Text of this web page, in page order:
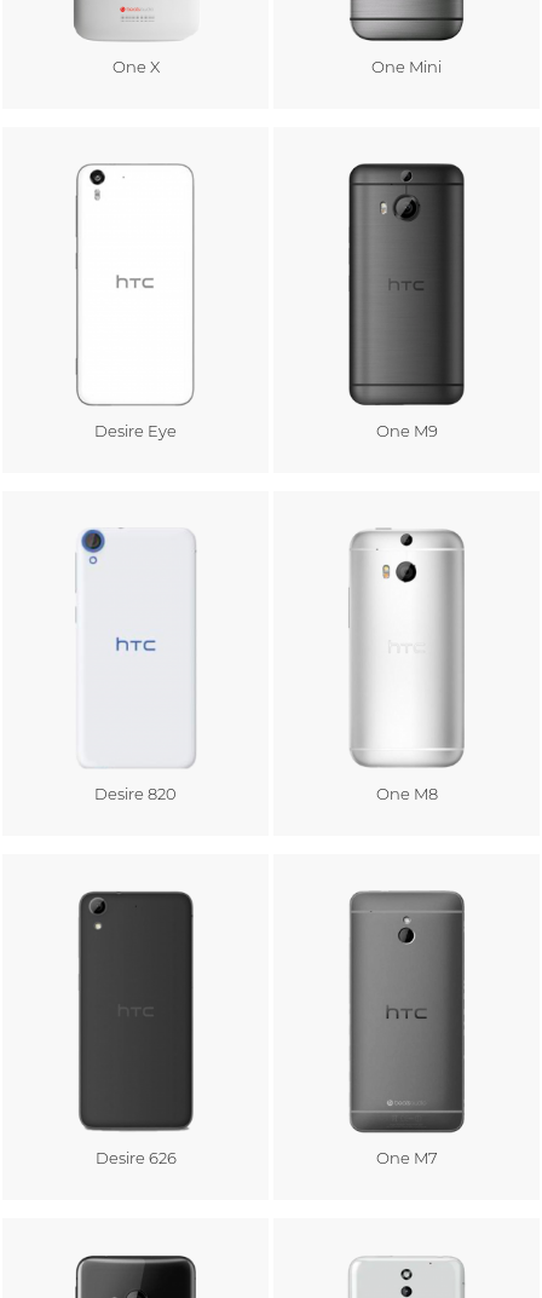
One X One Mini
Desire Eye One M9
Desire 820 One M8
Desire 626 One M7